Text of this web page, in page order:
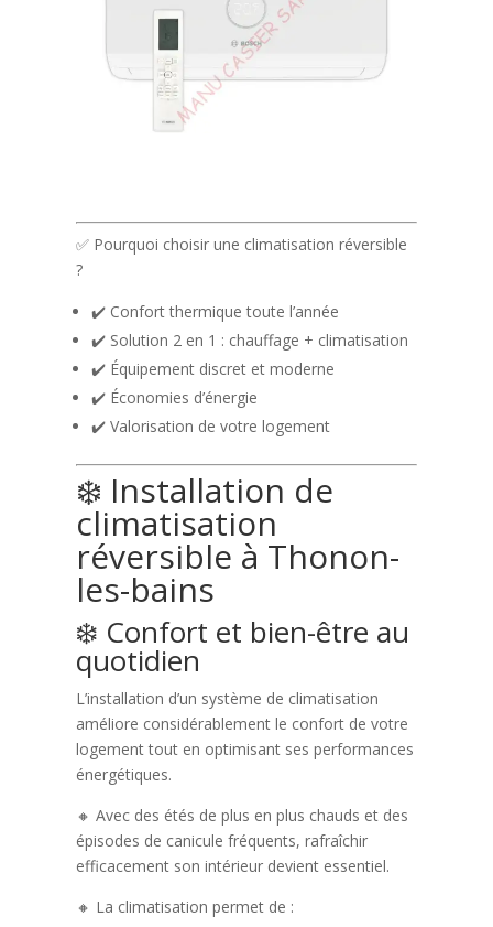
✅ Pourquoi choisir une climatisation réversible
?
✔️ Confort thermique toute l’année
✔️ Solution 2 en 1 : chauffage + climatisation
✔️ Équipement discret et moderne
✔️ Économies d’énergie
✔️ Valorisation de votre logement
❄️ Installation de
climatisation
réversible à Thonon-
les-bains
❄️ Confort et bien-être au
quotidien
L’installation d’un système de climatisation
améliore considérablement le confort de votre
logement tout en optimisant ses performances
énergétiques.
🔸 Avec des étés de plus en plus chauds et des
épisodes de canicule fréquents, rafraîchir
efficacement son intérieur devient essentiel.
🔸 La climatisation permet de :